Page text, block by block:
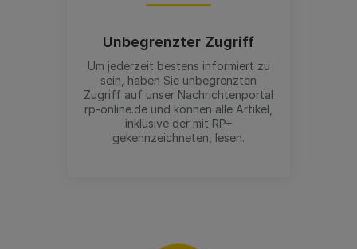
Unbegrenzter Zugriff
Um jederzeit bestens informiert zu
sein, haben Sie unbegrenzten
Zugriff auf unser Nachrichtenportal
rp-online.de und können alle Artikel,
inklusive der mit RP+
gekennzeichneten, lesen.